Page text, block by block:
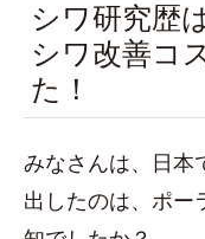
シワ研究歴
シワ改善コ
た！
みなさんは、日本
出したのは、ポー